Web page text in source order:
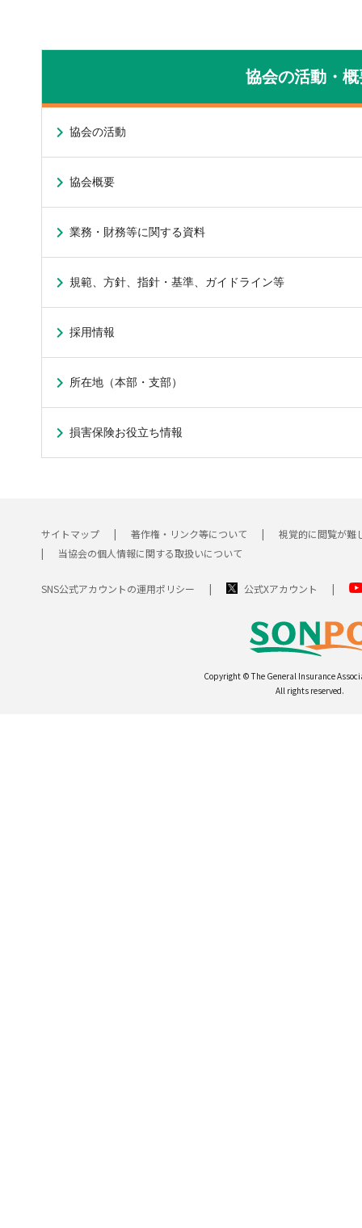
協会の活動・概
協会の活動
協会概要
業務・財務等に関する資料
規範、方針、指針・基準、ガイドライン等
採用情報
所在地（本部・支部）
損害保険お役立ち情報
サイトマップ 著作権・リンク等について
視覚的に閲覧が難
当協会の個人情報に関する取扱いについて
SNS公式アカウントの運用ポリシー 公式Xアカウント
Copyright © The General Insurance
All rights reserved.